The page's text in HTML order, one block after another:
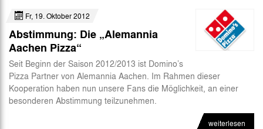
Fr, 19. Oktober 2012
Abstimmung: Die „Alemannia
Aachen Pizza“
Seit Beginn der Saison 2012/2013 ist Domino’s
Pizza Partner von Alemannia Aachen. Im Rahmen dieser
Kooperation haben nun unsere Fans die Möglichkeit, an einer
besonderen Abstimmung teilzunehmen.
weiterlesen